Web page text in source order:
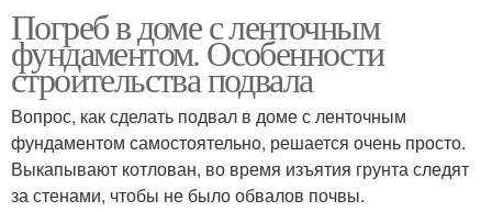
Погреб в доме с ленточным
фундаментом. Особенности
строительства подвала
Вопрос, как сделать подвал в доме с ленточным
фундаментом самостоятельно, решается очень просто.
Выкапывают котлован, во время изъятия грунта следят
за стенами, чтобы не было обвалов почвы.